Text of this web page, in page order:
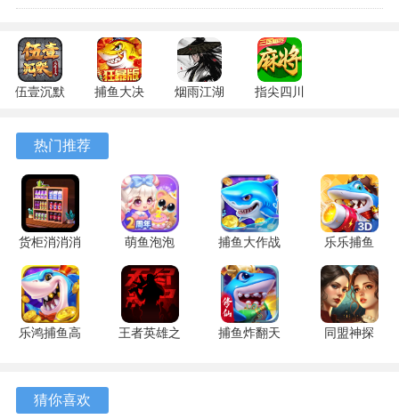
伍壹沉默
安卓版
捕鱼大决
122.7.291
烟雨江湖
指尖四川
热门推荐
货柜消消消
1.0.2 安卓
版
萌鱼泡泡
3.4.1.6 安
卓版
捕鱼大作战
1.5112 手
机版
乐乐捕鱼
9.2 安卓版
乐鸿捕鱼高
王者英雄之
捕鱼炸翻天
同盟神探
猜你喜欢